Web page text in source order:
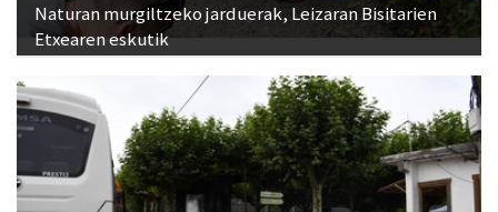
Naturan murgiltzeko jarduerak, Leizaran Bisitarien
Etxearen eskutik